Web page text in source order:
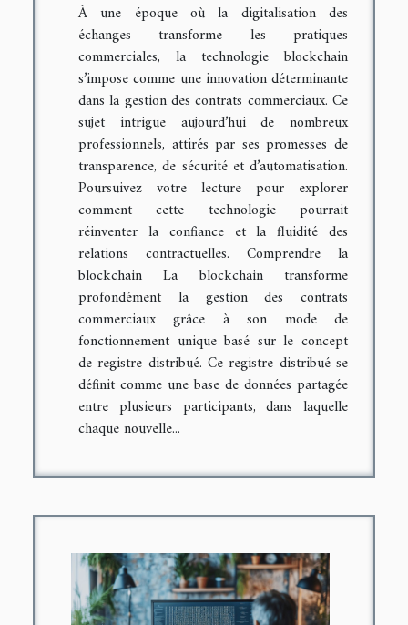
À une époque où la digitalisation des
échanges transforme les pratiques
commerciales, la technologie blockchain
s’impose comme une innovation déterminante
dans la gestion des contrats commerciaux. Ce
sujet intrigue aujourd’hui de nombreux
professionnels, attirés par ses promesses de
transparence, de sécurité et d’automatisation.
Poursuivez votre lecture pour explorer
comment cette technologie pourrait
réinventer la confiance et la fluidité des
relations contractuelles. Comprendre la
blockchain La blockchain transforme
profondément la gestion des contrats
commerciaux grâce à son mode de
fonctionnement unique basé sur le concept
de registre distribué. Ce registre distribué se
définit comme une base de données partagée
entre plusieurs participants, dans laquelle
chaque nouvelle...